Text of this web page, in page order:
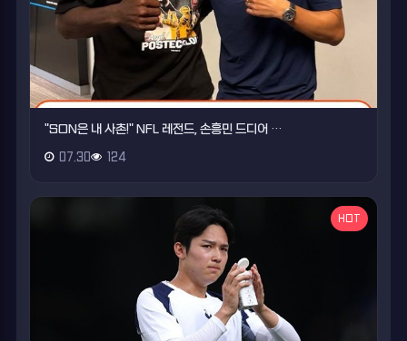
"SON은 내 사촌!" NFL 레전드, 손흥민 드디어 …
07.30 124
HOT